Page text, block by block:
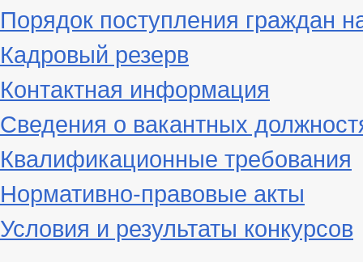
Порядок поступления граждан
Кадровый резерв
Контактная информация
Сведения о вакантных
Квалификационные требования
Нормативно-правовые акты
Условия и результаты конкурсов